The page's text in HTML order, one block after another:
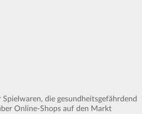
die gesundheitsgefährdend
Online-Shops auf den Markt